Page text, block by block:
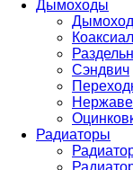
Дымоходы
Сэндвич
Радиаторы